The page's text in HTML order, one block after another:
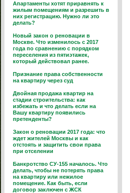
Апартаменты хотят приравнять к
жилым помещениям и разрешить в
них регистрацию. Нужно ли это
делать?
Новый закон о реновации в
Москве. Что изменилось с 2017
года по сравнению с порядком
переселения из пятиэтажек,
который действовал ранее.
Признание права собственности
на квартиру через суд
Двойная продажа квартир на
стадии строительства: как
избежать и что делать если на
Вашу квартиру появились
претенденты?
Закон о реновации 2017 года: что
ждет жителей Москвы и как
отстоять и защитить свои права
при отселении
Банкротство СУ-155 началось. Что
делать, чтобы не потерять права
на квартиру или нежилое
помещение. Как быть, если
договор заключен с ЖСК